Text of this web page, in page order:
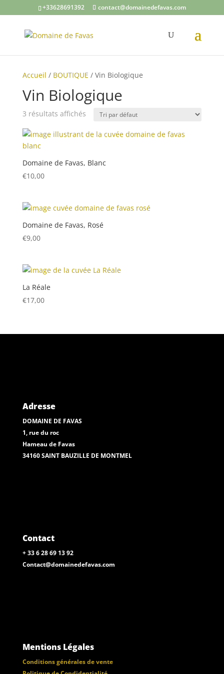
+33628691392 contact@domainedefavas.com
Accueil / BOUTIQUE / Vin Biologique
Vin Biologique
3 résultats affichés
Domaine de Favas, Blanc
€10,00
Domaine de Favas, Rosé
€9,00
La Réale
€17,00
Adresse
DOMAINE DE FAVAS
1, rue du roc
Hameau de Favas
34160 SAINT BAUZILLE DE MONTMEL
Contact
+ 33 6 28 69 13 92
Contact@domainedefavas.com
Mentions Légales
Conditions générales de vente